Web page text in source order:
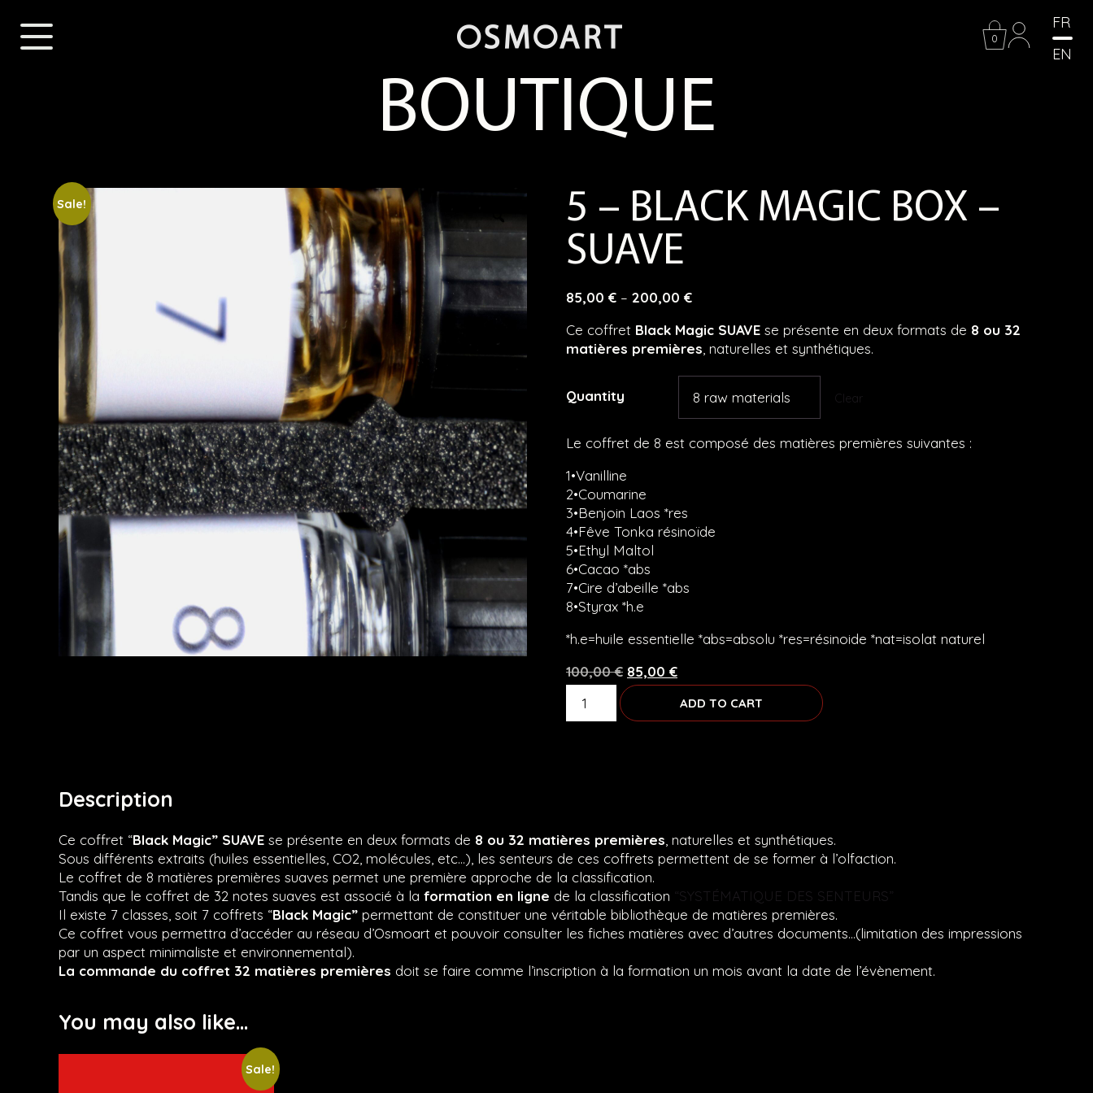
0
FR
EN
BOUTIQUE
Sale!
5 – BLACK MAGIC BOX –
SUAVE
85,00 € – 200,00 €Price
85,00 €
through
Ce coffret Black Magic SUAVE se présente en deux formats de 8 ou 32
matières premières , naturelles et synthétiques.
Quantity Clear
Le coffret de 8 est composé des matières premières suivantes :
1•Vanilline
2•Coumarine
3•Benjoin Laos *res
4•Fêve Tonka résinoïde
5•Ethyl Maltol
6•Cacao *abs
7•Cire d’abeille *abs
8•Styrax *h.e
*h.e=huile essentielle *abs=absolu *res=résinoide *nat=isolat naturel
100,00€ Original
price
100,00 €.
85,00 €Current
price
is:
85,00 €.
5
BLACK
ADD TO CART
Description
Ce coffret “Black Magic” SUAVE se présente en deux formats de 8 ou 32 matières premières, naturelles et synthétiques.
Sous différents extraits (huiles essentielles, CO2, molécules, etc…), les senteurs de ces coffrets permettent de se former à l’olfaction.
Le coffret de 8 matières premières suaves permet une première approche de la classification.
Tandis que le coffret de 32 notes suaves est associé à la formation en ligne de la classification “SYSTÉMATIQUE DES SENTEURS”
Il existe 7 classes, soit 7 coffrets “Black Magic” permettant de constituer une véritable bibliothèque de matières premières.
Ce coffret vous permettra d’accéder au réseau d’Osmoart et pouvoir consulter les fiches matières avec d’autres documents…(limitation des impressions
par un aspect minimaliste et environnemental).
La commande du coffret 32 matières premières doit se faire comme l’inscription à la formation un mois avant la date de l’évènement.
You may also like…
Sale!